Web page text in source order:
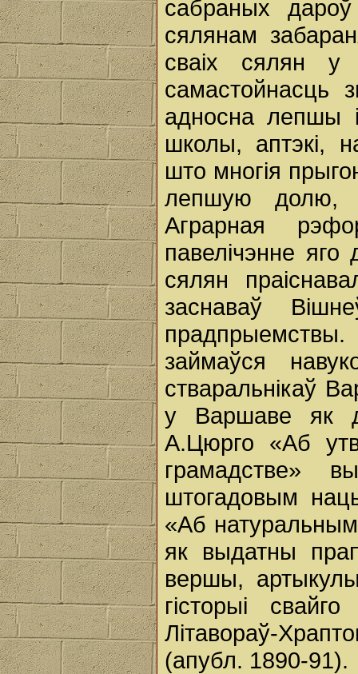
сабраных
сялянам
сваіх сялян у
самастойнасць
адносна лепшы
школы, аптэкі,
што многія
лепшую долю,
Аграрная
павелічэнне яго
сялян
заснаваў
займаўся
стваральнікаў
у Варшаве як
А.Цюрго «Аб
грамадстве»
штогадовым
«Аб
як выдатны
вершы,
гісторыі
Літавораў-
(апубл. 1890-91).